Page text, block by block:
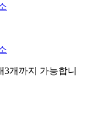
개까지 가능합니